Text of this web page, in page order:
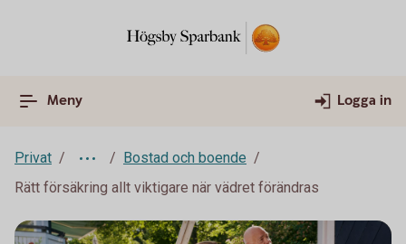
Meny Logga in
Privat
Bostad och boende
Rätt försäkring allt viktigare när vädret förändras